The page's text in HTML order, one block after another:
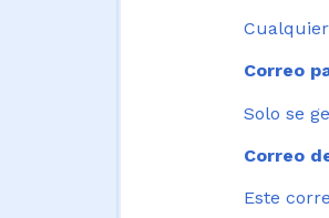
Correo
Solo se
Correo
Este